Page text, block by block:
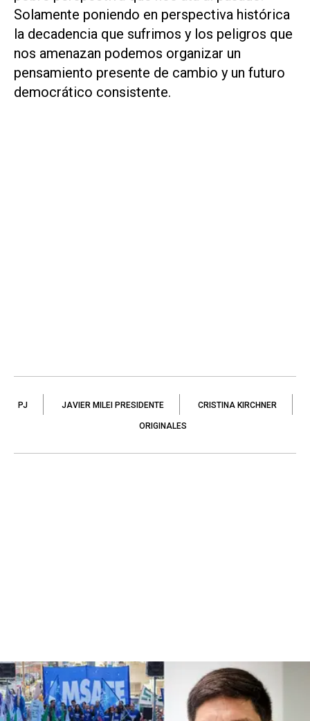
Solamente poniendo en perspectiva histórica
la decadencia que sufrimos y los peligros que
nos amenazan podemos organizar un
pensamiento presente de cambio y un futuro
democrático consistente.
PJ JAVIER MILEI PRESIDENTE CRISTINA KIRCHNER
ORIGINALES